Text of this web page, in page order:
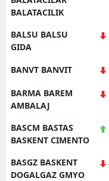
BALATACILIK
BALSU BALSU
GIDA
BANVT BANVIT
BARMA BAREM
AMBALAJ
BASCM BASTAS
BASKENT CIMENTO
BASGZ BASKENT
DOGALGAZ GMYO